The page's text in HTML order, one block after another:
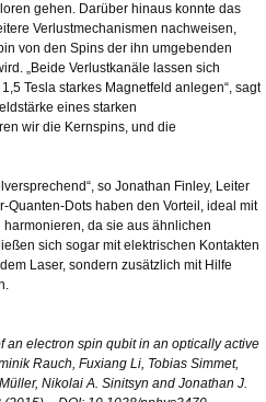
gehen. Darüber hinaus konnte das
Verlustmechanismen nachweisen,
von den Spins der ihn umgebenden
„Beide Verlustkanäle lassen sich
Tesla starkes Magnetfeld anlegen“, sagt
eines starken
wir die Kernspins, und die
so Jonathan Finley, Leiter
Quanten-Dots haben den Vorteil, ideal mit
da sie aus ähnlichen
sich sogar mit elektrischen Kontakten
Laser, sondern zusätzlich mit Hilfe
an electron spin qubit in an optically active
Rauch, Fuxiang Li, Tobias Simmet,
Nikolai A. Sinitsyn and Jonathan J.